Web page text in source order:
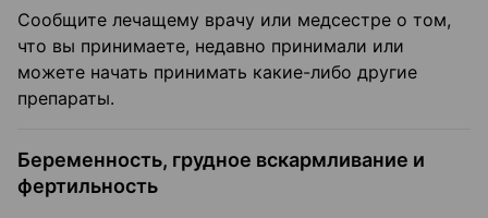
Сообщите лечащему врачу или медсестре о том,
что вы принимаете, недавно принимали или
можете начать принимать какие-либо другие
препараты.
Беременность, грудное вскармливание и
фертильность